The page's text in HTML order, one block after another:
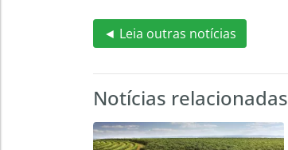
◄ Leia outras notícias
Notícias relacionadas